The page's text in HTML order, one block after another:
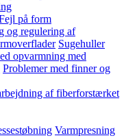
på form
og regulering af
Sugehuller
opvarmning med
Problemer med finner og
af fiberforstærket
Varmpresning